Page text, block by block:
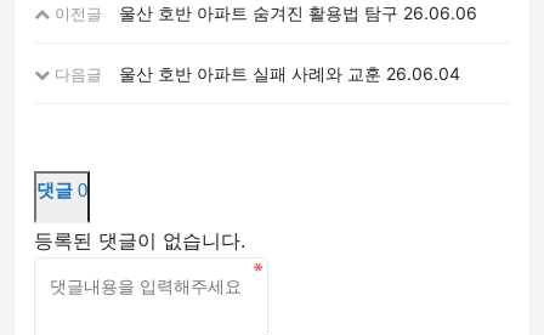
이전글 울산 호반 아파트 숨겨진 활용법 탐구 26.06.06
다음글 울산 호반 아파트 실패 사례와 교훈 26.06.04
댓글 0
등록된 댓글이 없습니다.